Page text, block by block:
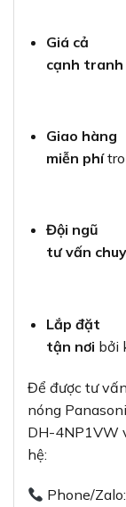
Giá cả
cạnh tranh
Giao hàng
miễn phí
Đội ngũ
tư vấn
Lắp đặt
tận nơi bởi
Để được tư
nóng
DH-4NP1VW
hệ:
Phone/